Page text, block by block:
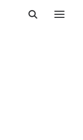
2 (7